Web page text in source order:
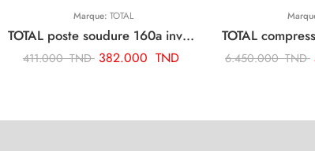
Marque: TOTAL
TOTAL poste soudure 160a inverter TW216028
411.000TND 382.000 TND 6.450.000TND